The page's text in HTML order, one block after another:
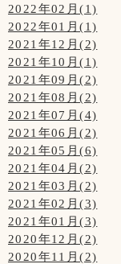
2022年02月(1)
2022年01月(1)
2021年12月(2)
2021年10月(1)
2021年09月(2)
2021年08月(2)
2021年07月(4)
2021年06月(2)
2021年05月(6)
2021年04月(2)
2021年03月(2)
2021年02月(3)
2021年01月(3)
2020年12月(2)
2020年11月(2)